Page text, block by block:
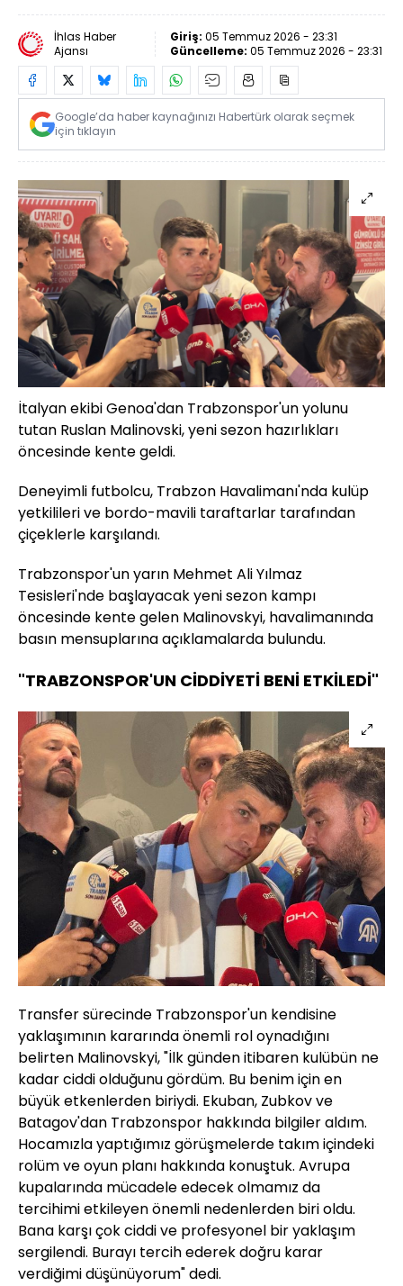
İhlas Haber
Ajansı
Giriş: 05 Temmuz 2026 - 23:31
Güncelleme: 05 Temmuz 2026 - 23:31
Google’da haber kaynağınızı Habertürk olarak seçmek
için tıklayın
İtalyan ekibi Genoa'dan Trabzonspor'un yolunu
tutan Ruslan Malinovski, yeni sezon hazırlıkları
öncesinde kente geldi.
Deneyimli futbolcu, Trabzon Havalimanı'nda kulüp
yetkilileri ve bordo-mavili taraftarlar tarafından
çiçeklerle karşılandı.
Trabzonspor'un yarın Mehmet Ali Yılmaz
Tesisleri'nde başlayacak yeni sezon kampı
öncesinde kente gelen Malinovskyi, havalimanında
basın mensuplarına açıklamalarda bulundu.
"TRABZONSPOR'UN CİDDİYETİ BENİ ETKİLEDİ"
Transfer sürecinde Trabzonspor'un kendisine
yaklaşımının kararında önemli rol oynadığını
belirten Malinovskyi, "İlk günden itibaren kulübün ne
kadar ciddi olduğunu gördüm. Bu benim için en
büyük etkenlerden biriydi. Ekuban, Zubkov ve
Batagov'dan Trabzonspor hakkında bilgiler aldım.
Hocamızla yaptığımız görüşmelerde takım içindeki
rolüm ve oyun planı hakkında konuştuk. Avrupa
kupalarında mücadele edecek olmamız da
tercihimi etkileyen önemli nedenlerden biri oldu.
Bana karşı çok ciddi ve profesyonel bir yaklaşım
sergilendi. Burayı tercih ederek doğru karar
verdiğimi düşünüyorum" dedi.